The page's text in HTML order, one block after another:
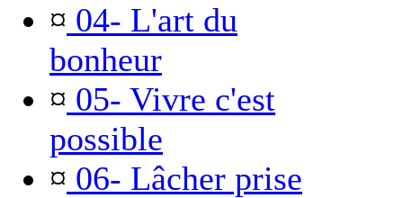
¤ 04- L'art du
bonheur
¤ 05- Vivre c'est
possible
¤ 06- Lâcher prise